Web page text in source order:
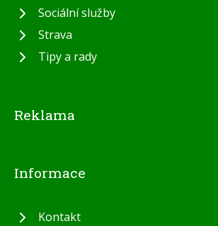
Sociální služby
Strava
Tipy a rady
Reklama
Informace
Kontakt